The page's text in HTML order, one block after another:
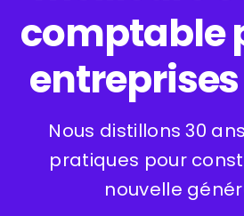
comptable
Nous distillons 30
pratiques pour
nouvelle